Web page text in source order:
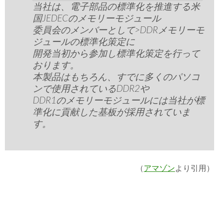
当社は、電子部品の標準化を推進する米
国JEDECのメモリーモジュール
委員会のメンバーとして>DDRメモリーモ
ジュールの標準化策定に
開発当初から参加し標準化策定を行って
おります。
本製品はもちろん、すでに多くのパソコ
ンで使用されているDDR2や
DDR1のメモリーモジュールには当社が標
準化に貢献した基板が採用されていま
す。
（アマゾンより引用）